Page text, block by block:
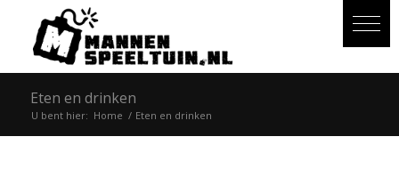
Eten en drinken
U bent hier: Home / Eten en drinken